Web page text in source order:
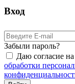
Вход
Забыли пароль?
Даю согласие
обработки